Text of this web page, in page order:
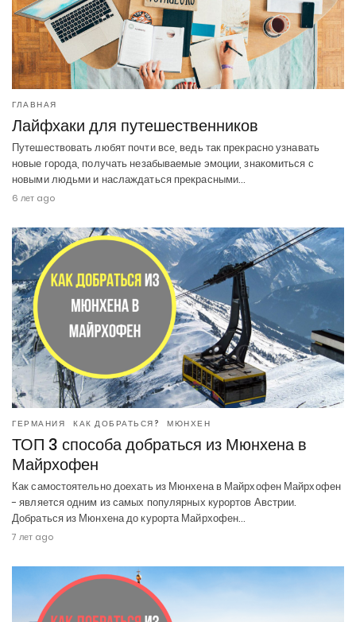
ГЛАВНАЯ
Лайфхаки для путешественников
Путешествовать любят почти все, ведь так прекрасно узнавать
новые города, получать незабываемые эмоции, знакомиться с
новыми людьми и наслаждаться прекрасными…
6 лет ago
ГЕРМАНИЯ КАК ДОБРАТЬСЯ? МЮНХЕН
ТОП 3 способа добраться из Мюнхена в
Майрхофен
Как самостоятельно доехать из Мюнхена в Майрхофен Майрхофен
- является одним из самых популярных курортов Австрии.
Добраться из Мюнхена до курорта Майрхофен…
7 лет ago